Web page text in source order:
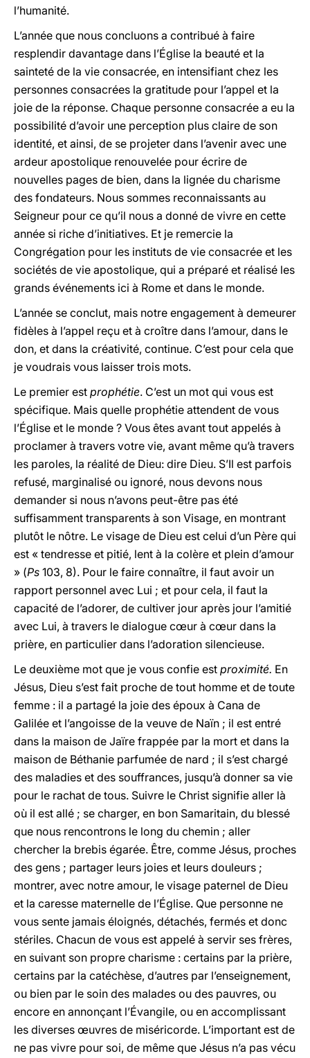
l’humanité.
L’année que nous concluons a contribué à faire
resplendir davantage dans l’Église la beauté et la
sainteté de la vie consacrée, en intensifiant chez les
personnes consacrées la gratitude pour l’appel et la
joie de la réponse. Chaque personne consacrée a eu la
possibilité d’avoir une perception plus claire de son
identité, et ainsi, de se projeter dans l’avenir avec une
ardeur apostolique renouvelée pour écrire de
nouvelles pages de bien, dans la lignée du charisme
des fondateurs. Nous sommes reconnaissants au
Seigneur pour ce qu’il nous a donné de vivre en cette
année si riche d’initiatives. Et je remercie la
Congrégation pour les instituts de vie consacrée et les
sociétés de vie apostolique, qui a préparé et réalisé les
grands événements ici à Rome et dans le monde.
L’année se conclut, mais notre engagement à demeurer
fidèles à l’appel reçu et à croître dans l’amour, dans le
don, et dans la créativité, continue. C’est pour cela que
je voudrais vous laisser trois mots.
Le premier est prophétie. C’est un mot qui vous est
spécifique. Mais quelle prophétie attendent de vous
l’Église et le monde ? Vous êtes avant tout appelés à
proclamer à travers votre vie, avant même qu’à travers
les paroles, la réalité de Dieu: dire Dieu. S’Il est parfois
refusé, marginalisé ou ignoré, nous devons nous
demander si nous n’avons peut-être pas été
suffisamment transparents à son Visage, en montrant
plutôt le nôtre. Le visage de Dieu est celui d’un Père qui
est « tendresse et pitié, lent à la colère et plein d’amour
» (Ps 103, 8). Pour le faire connaître, il faut avoir un
rapport personnel avec Lui ; et pour cela, il faut la
capacité de l’adorer, de cultiver jour après jour l’amitié
avec Lui, à travers le dialogue cœur à cœur dans la
prière, en particulier dans l’adoration silencieuse.
Le deuxième mot que je vous confie est proximité. En
Jésus, Dieu s’est fait proche de tout homme et de toute
femme : il a partagé la joie des époux à Cana de
Galilée et l’angoisse de la veuve de Naïn ; il est entré
dans la maison de Jaïre frappée par la mort et dans la
maison de Béthanie parfumée de nard ; il s’est chargé
des maladies et des souffrances, jusqu’à donner sa vie
pour le rachat de tous. Suivre le Christ signifie aller là
où il est allé ; se charger, en bon Samaritain, du blessé
que nous rencontrons le long du chemin ; aller
chercher la brebis égarée. Être, comme Jésus, proches
des gens ; partager leurs joies et leurs douleurs ;
montrer, avec notre amour, le visage paternel de Dieu
et la caresse maternelle de l’Église. Que personne ne
vous sente jamais éloignés, détachés, fermés et donc
stériles. Chacun de vous est appelé à servir ses frères,
en suivant son propre charisme : certains par la prière,
certains par la catéchèse, d’autres par l’enseignement,
ou bien par le soin des malades ou des pauvres, ou
encore en annonçant l’Évangile, ou en accomplissant
les diverses œuvres de miséricorde. L’important est de
ne pas vivre pour soi, de même que Jésus n’a pas vécu